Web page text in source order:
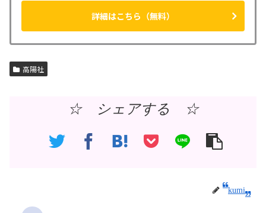
詳細はこちら（無料）
高陽社
☆ シェアする ☆
kumi